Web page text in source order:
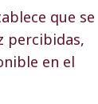
que se
percibidas,
en el